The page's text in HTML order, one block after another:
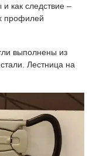
как следствие –
профилей
выполнены из
Лестница на